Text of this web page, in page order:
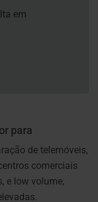
em
para
de telemóveis,
comerciais
e low volume,